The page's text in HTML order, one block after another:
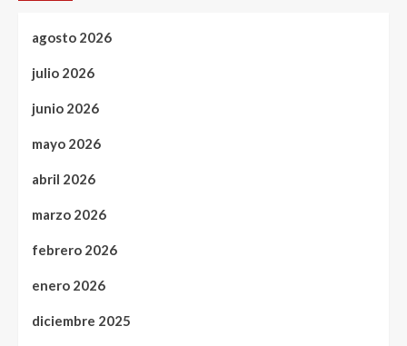
agosto 2026
julio 2026
junio 2026
mayo 2026
abril 2026
marzo 2026
febrero 2026
enero 2026
diciembre 2025